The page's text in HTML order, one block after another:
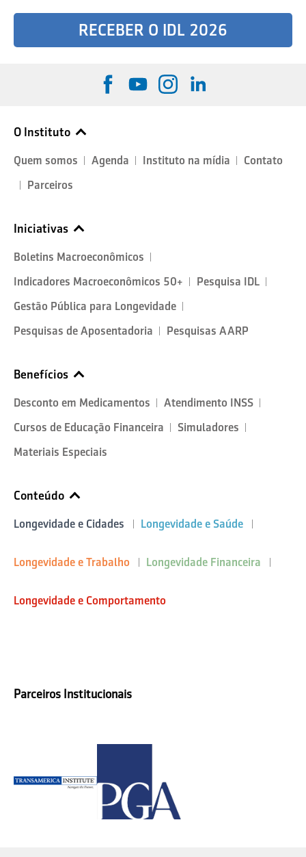
RECEBER O IDL 2026
O Instituto
Quem somos Agenda Instituto na mídia
Contato
Parceiros
Iniciativas
Boletins Macroeconômicos
Indicadores Macroeconômicos 50+
Pesquisa IDL
Gestão Pública para Longevidade
Pesquisas de Aposentadoria
Pesquisas AARP
Benefícios
Desconto em Medicamentos
Atendimento INSS
Cursos de Educação Financeira
Simuladores
Materiais Especiais
Conteúdo
Longevidade e Cidades Longevidade e Saúde
Longevidade e Trabalho Longevidade Financeira
Longevidade e Comportamento
Parceiros Institucionais